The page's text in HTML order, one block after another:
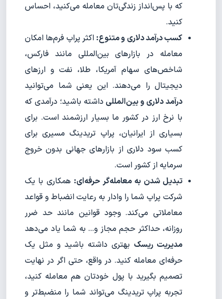
که با پس‌انداز زندگی‌تان معامله می‌کنید، احساس
کنید.
کسب درآمد دلاری و متنوع: اکثر پراپ فرم‌ها امکان
معامله در بازارهای بین‌المللی مانند فارکس،
شاخص‌های سهام آمریکا، طلا، نفت و ارزهای
دیجیتال را می‌دهند. این یعنی شما می‌توانید
درآمد دلاری و بین‌المللی داشته باشید؛ درآمدی که
با نرخ ارز در کشور ما بسیار ارزشمند است. برای
بسیاری از ایرانیان، پراپ تریدینگ مسیری برای
کسب سود دلاری از بازارهای جهانی بدون خروج
سرمایه از کشور است.
تبدیل شدن به معامله‌گر حرفه‌ای: همکاری با یک
شرکت پراپ شما را وادار به رعایت انضباط و قواعد
معاملاتی می‌کند. وجود قوانین مانند حد ضرر
روزانه، حداکثر حجم مجاز و… به شما یاد می‌دهد
مدیریت ریسک بهتری داشته باشید و مثل یک
حرفه‌ای معامله کنید. در واقع، حتی اگر در نهایت
تصمیم بگیرید با پول خودتان هم معامله کنید،
تجربه پراپ تریدینگ می‌تواند شما را منضبط‌تر و